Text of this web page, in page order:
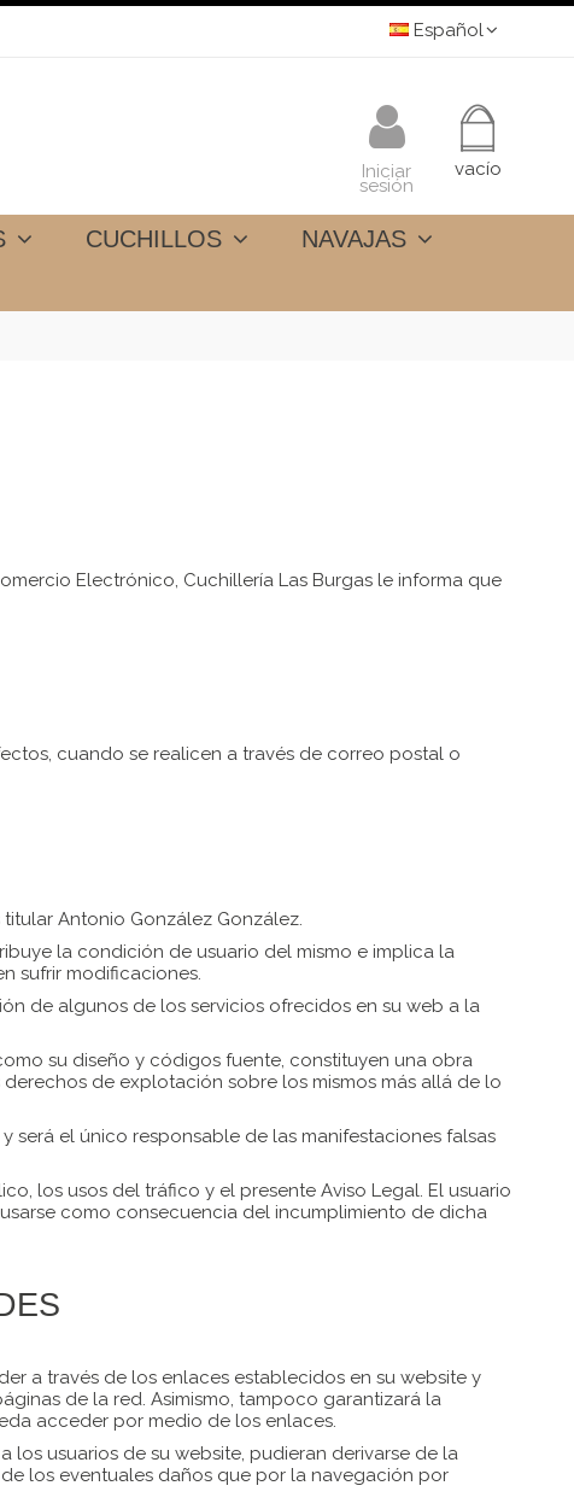
Español
vacío
Iniciar
sesión
CUCHILLOS
NAVAJAS
Electrónico, Cuchillería Las Burgas le informa que
cuando se realicen a través de correo postal o
Antonio González González.
la condición de usuario del mismo e implica la
sufrir modificaciones.
de algunos de los servicios ofrecidos en su web a la
su diseño y códigos fuente, constituyen una obra
de explotación sobre los mismos más allá de lo
el único responsable de las manifestaciones falsas
los usos del tráfico y el presente Aviso Legal. El usuario
como consecuencia del incumplimiento de dicha
a través de los enlaces establecidos en su website y
de la red. Asimismo, tampoco garantizará la
acceder por medio de los enlaces.
usuarios de su website, pudieran derivarse de la
los eventuales daños que por la navegación por